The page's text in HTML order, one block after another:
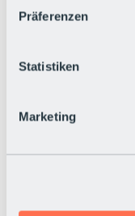
Präferenzen
Statistiken
Marketing